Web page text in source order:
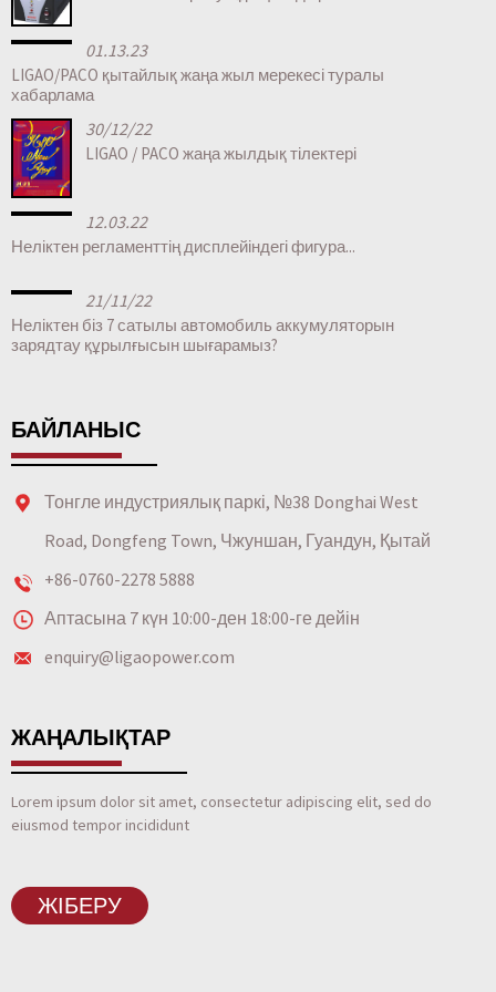
01.13.23
LIGAO/PACO қытайлық жаңа жыл мерекесі туралы
хабарлама
30/12/22
LIGAO / PACO жаңа жылдық тілектері
12.03.22
Неліктен регламенттің дисплейіндегі фигура...
21/11/22
Неліктен біз 7 сатылы автомобиль аккумуляторын
зарядтау құрылғысын шығарамыз?
БАЙЛАНЫС
Тонгле индустриялық паркі, №38 Donghai West
Road, Dongfeng Town, Чжуншан, Гуандун, Қытай
+86-0760-2278 5888
Аптасына 7 күн 10:00-ден 18:00-ге дейін
enquiry@ligaopower.com
ЖАҢАЛЫҚТАР
Lorem ipsum dolor sit amet, consectetur adipiscing elit, sed do
eiusmod tempor incididunt
ЖІБЕРУ